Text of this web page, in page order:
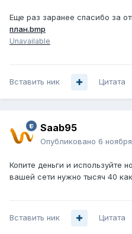
Еще раз заранее спасибо за
план.bmp
Unavailable
Вставить ник Цитата
Saab95
Опубликовано 6
Копите деньги и используйте
вашей сети нужно тысяч 40
Вставить ник Цитата